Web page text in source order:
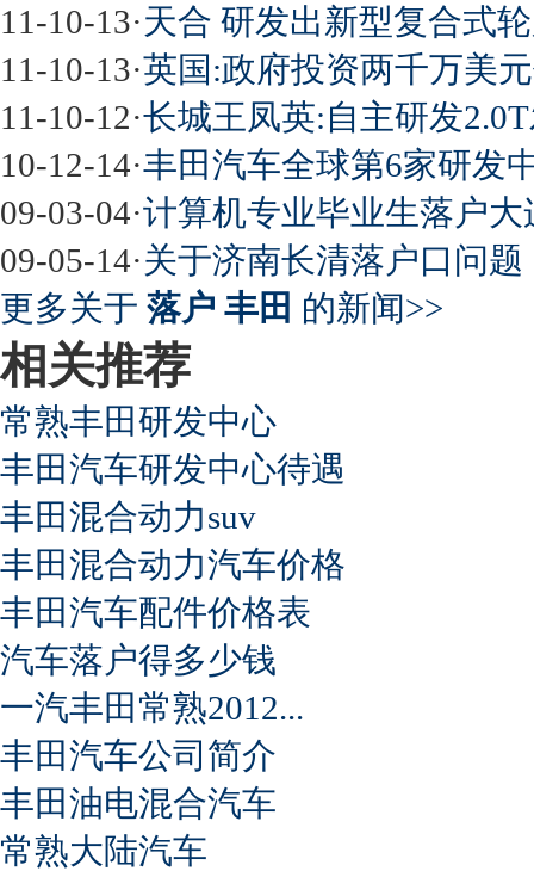
11-10-13·天合 研发出新型复合式
11-10-13·英国:政府投资两千万美
11-10-12·长城王凤英:自主研发
10-12-14·丰田汽车全球第6家研发
09-03-04·计算机专业毕业生落户大
09-05-14·关于济南长清落户口问题
更多关于 落户 丰田 的新闻>>
相关推荐
常熟丰田研发中心
丰田汽车研发中心待遇
丰田混合动力suv
丰田混合动力汽车价格
丰田汽车配件价格表
汽车落户得多少钱
一汽丰田常熟2012...
丰田汽车公司简介
丰田油电混合汽车
常熟大陆汽车